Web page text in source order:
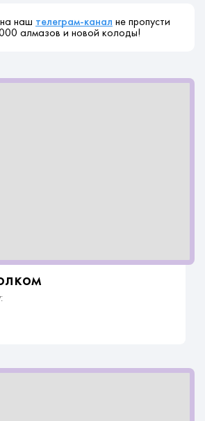
наш телеграм-канал не пропусти
алмазов и новой колоды!